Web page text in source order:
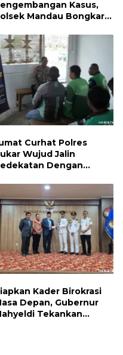
Kasus,
Mandau Bongkar
di Air Jamban,
Pelaku Diamankan
Curhat Polres
Wujud Jalin
Dengan
Kader Birokrasi
Depan, Gubernur
Tekankan